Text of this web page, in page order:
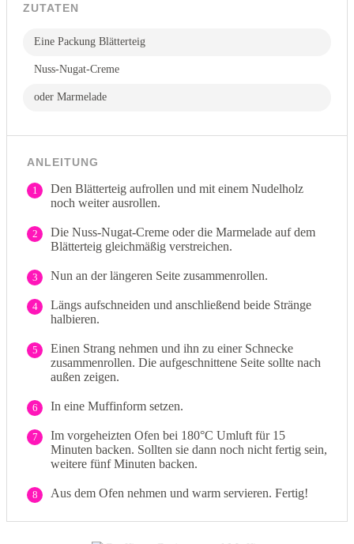
ZUTATEN
Eine Packung Blätterteig
Nuss-Nugat-Creme
oder Marmelade
ANLEITUNG
1
Den Blätterteig aufrollen und mit einem Nudelholz
noch weiter ausrollen.
2
Die Nuss-Nugat-Creme oder die Marmelade auf dem
Blätterteig gleichmäßig verstreichen.
3 Nun an der längeren Seite zusammenrollen.
4
Längs aufschneiden und anschließend beide Stränge
halbieren.
5
Einen Strang nehmen und ihn zu einer Schnecke
zusammenrollen. Die aufgeschnittene Seite sollte nach
außen zeigen.
6 In eine Muffinform setzen.
7
Im vorgeheizten Ofen bei 180°C Umluft für 15
Minuten backen. Sollten sie dann noch nicht fertig sein,
weitere fünf Minuten backen.
8 Aus dem Ofen nehmen und warm servieren. Fertig!